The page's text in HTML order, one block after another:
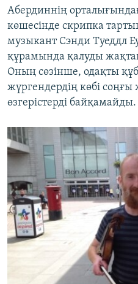
Абердиннің
көшесінде скрипка
музыкант Сэнди Туеддл
құрамында қалуды
Оның сөзінше, одақты
жүргендердің көбі
өзгерістерді байқамайды.